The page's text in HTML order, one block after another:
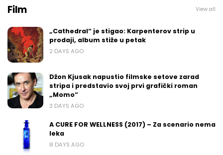
Film View all
„Cathedral“ je stigao: Karpenterov strip u
prodaji, album stiže u petak
2 DAYS AGO
Džon Kjusak napustio filmske setove zarad
stripa i predstavio svoj prvi grafički roman
„Momo“
3 DAYS AGO
A CURE FOR WELLNESS (2017) – Za scenario nema
leka
8 DAYS AGO